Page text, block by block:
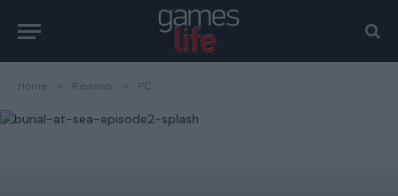
Home Reviews PC